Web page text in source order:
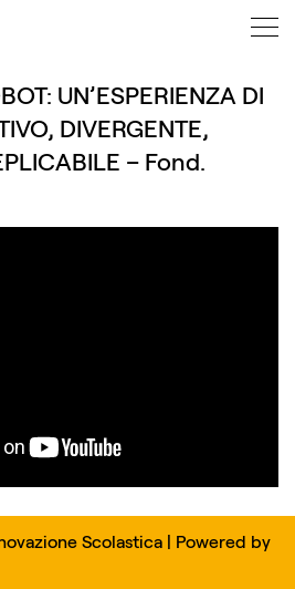
UN’ESPERIENZA DI
DIVERGENTE,
– Fond.
Scolastica | Powered by